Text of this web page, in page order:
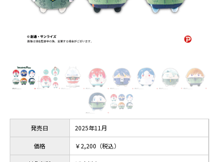
発売日 2025年11月
価格 ￥2,200（税込）